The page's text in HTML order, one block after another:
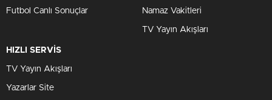
Futbol Canlı Sonuçlar Namaz Vakitleri
TV Yayın Akışları
HIZLI SERVİS
TV Yayın Akışları
Yazarlar Site